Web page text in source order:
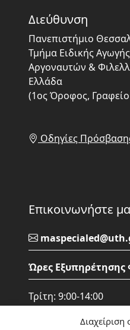
Διεύθυνση
Πανεπιστήμιο
Τμήμα Ειδικής
Αργοναυτών &
Ελλάδα
(1ος Όροφος,
Οδηγίες
Επικοινωνήστε
Ώρες Εξυπηρέτησης
Τρίτη: 9:00-14:00
Τετάρτη: 9:00-14:00
Πέμπτη: 9:00- 14:00